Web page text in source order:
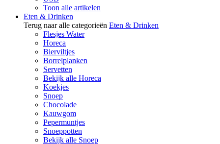
Toon alle artikelen
Eten & Drinken
Terug naar alle categorieën Eten & Drinken
Flesjes Water
Horeca
Bierviltjes
Borrelplanken
Servetten
Bekijk alle Horeca
Koekjes
Snoep
Chocolade
Kauwgom
Pepermuntjes
Snoeppotten
Bekijk alle Snoep